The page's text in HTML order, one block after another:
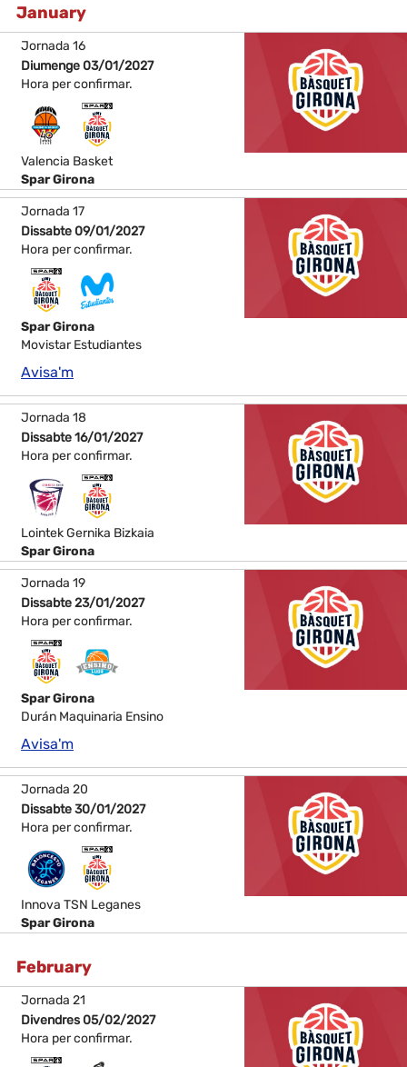
January
Jornada 16
Diumenge 03/01/2027
Hora per confirmar.
Valencia Basket
Spar Girona
Jornada 17
Dissabte 09/01/2027
Hora per confirmar.
Spar Girona
Movistar Estudiantes
Avisa'm
Jornada 18
Dissabte 16/01/2027
Hora per confirmar.
Lointek Gernika Bizkaia
Spar Girona
Jornada 19
Dissabte 23/01/2027
Hora per confirmar.
Spar Girona
Durán Maquinaria Ensino
Avisa'm
Jornada 20
Dissabte 30/01/2027
Hora per confirmar.
Innova TSN Leganes
Spar Girona
February
Jornada 21
Divendres 05/02/2027
Hora per confirmar.